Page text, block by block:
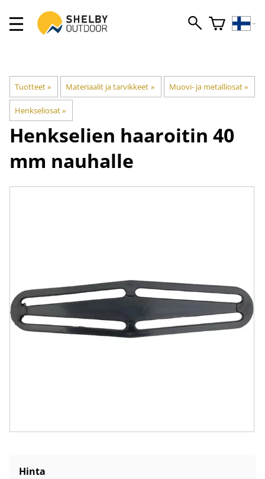
Tuotteet‪» Materiaalit ja tarvikkeet ‪» Muovi- ja metalliosat‪»
Henkseliosat‪»
Henkselien haaroitin 40
mm nauhalle
Hinta